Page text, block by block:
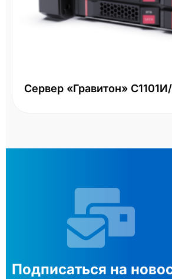
Сервер «Гравитон»
Подписаться на